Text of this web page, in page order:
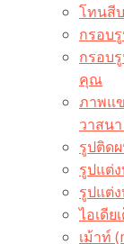
โทนสี
กรอบ
กรอบ
คุณ
ภาพแ
วาสน
รูปติด
รูปแต่
รูปแต่
ไอเดี
เม้าท์